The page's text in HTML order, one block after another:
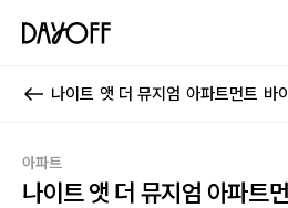
나이트 앳 더 뮤지엄 아파트먼트 바
아파트
나이트 앳 더 뮤지엄 아파트